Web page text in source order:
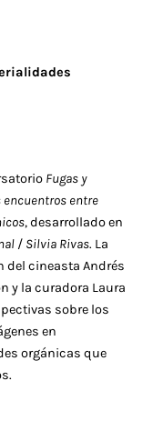
Fugas y
encuentros entre
, desarrollado en
/ Silvia Rivas. La
del cineasta Andrés
y la curadora Laura
sobre los
en
orgánicas que